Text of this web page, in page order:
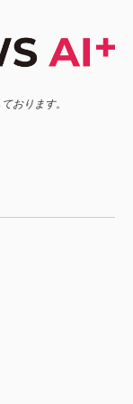
おります。